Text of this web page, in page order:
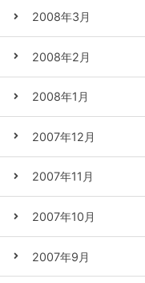
2008年3月
2008年2月
2008年1月
2007年12月
2007年11月
2007年10月
2007年9月